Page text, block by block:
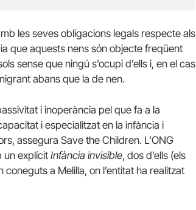
les seves obligacions legals respecte als
que aquests nens són objecte freqüent
sense que ningú s’ocupi d’ells i, en el cas
abans que la de nen.
i inoperància pel que fa a la
i especialitzat en la infància i
assegura Save the Children. L’ONG
un explícit Infància invisible, dos d’ells (els
a Melilla, on l’entitat ha realitzat